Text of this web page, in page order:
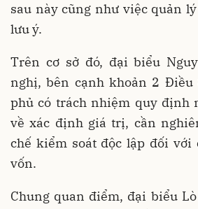
sau này cũng như việc quản
lưu ý.
Trên cơ sở đó, đại biểu
nghị, bên cạnh khoản 2 Điều
phủ có trách nhiệm quy định
về xác định giá trị, cần
chế kiểm soát độc lập đối với
vốn.
Chung quan điểm, đại biểu